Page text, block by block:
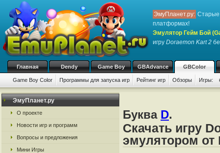
ЭмуПланет.ру: Старые
платформах!
Эмулятор Гейм Бой
игру Doraemon Kart 2
Главная Dendy Game Boy GBAdvance GBColor
Game Boy Color Программы для запуска игр Рейтинг игр Обзоры Игры:
ЭмуПланет.ру
О проекте
Новости игр и программ
Вопросы и предложения
Мини Игры
Буква D.
Скачать игру
эмулятором от